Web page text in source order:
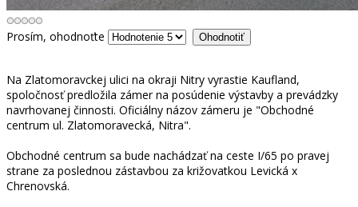
Prosím, ohodnoťte
Na Zlatomoravckej ulici na okraji Nitry vyrastie Kaufland,
spoločnosť predložila zámer na posúdenie výstavby a prevádzky
navrhovanej činnosti. Oficiálny názov zámeru je "Obchodné
centrum ul. Zlatomoravecká, Nitra".
Obchodné centrum sa bude nachádzať na ceste I/65 po pravej
strane za poslednou zástavbou za križovatkou Levická x
Chrenovská.